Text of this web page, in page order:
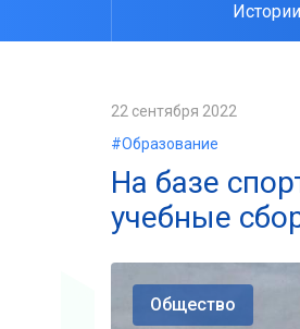
22 сентября 2022
#Образование
На базе
учебные
Общество